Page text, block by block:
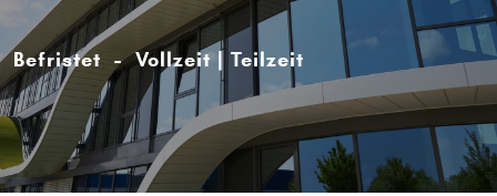
Befristet - Vollzeit | Teilzeit